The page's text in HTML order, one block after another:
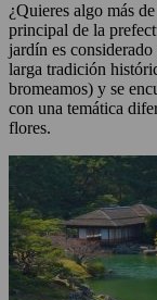
¿Quieres algo más
principal de la
jardín es
larga tradición
bromeamos) y se
con una temática
flores.